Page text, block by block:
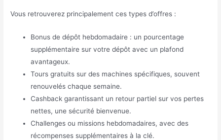
Vous retrouverez principalement ces types d’offres :
Bonus de dépôt hebdomadaire : un pourcentage
supplémentaire sur votre dépôt avec un plafond
avantageux.
Tours gratuits sur des machines spécifiques, souvent
renouvelés chaque semaine.
Cashback garantissant un retour partiel sur vos pertes
nettes, une sécurité bienvenue.
Challenges ou missions hebdomadaires, avec des
récompenses supplémentaires à la clé.